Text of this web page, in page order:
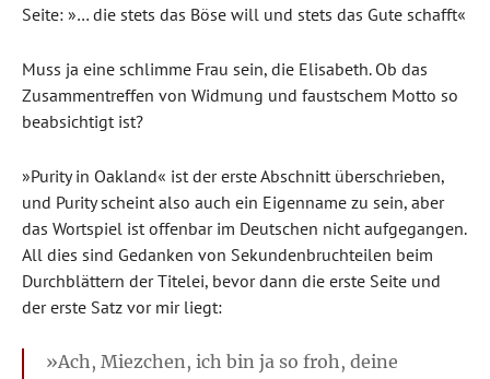
Seite: »… die stets das Böse will und stets das Gute schafft«
Muss ja eine schlimme Frau sein, die Elisabeth. Ob das
Zusammentreffen von Widmung und faustschem Motto so
beabsichtigt ist?
»Purity in Oakland« ist der erste Abschnitt überschrieben,
und Purity scheint also auch ein Eigenname zu sein, aber
das Wortspiel ist offenbar im Deutschen nicht aufgegangen.
All dies sind Gedanken von Sekundenbruchteilen beim
Durchblättern der Titelei, bevor dann die erste Seite und
der erste Satz vor mir liegt:
»Ach, Miezchen, ich bin ja so froh, deine